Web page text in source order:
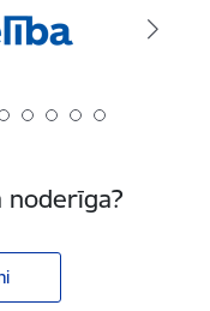
noderīga?